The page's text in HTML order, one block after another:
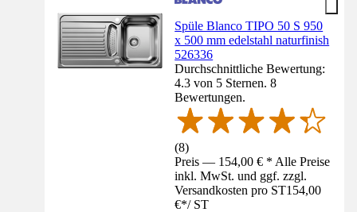
Spüle Blanco TIPO 50 S 950
x 500 mm edelstahl naturfinish
526336
Durchschnittliche Bewertung:
4.3 von 5 Sternen. 8
Bewertungen.
(8)
Preis — 154,00 € * Alle Preise
inkl. MwSt. und ggf. zzgl.
Versandkosten pro ST154,00
€*/ ST